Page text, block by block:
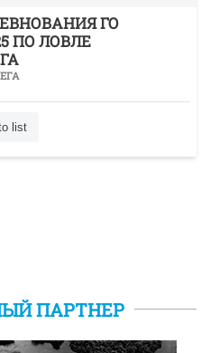
ГО
ПО ЛОВЛЕ
list
ПАРТНЕР